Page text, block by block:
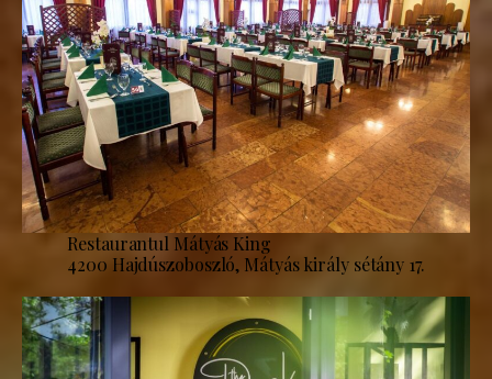
Restaurantul Mátyás King
4200 Hajdúszoboszló, Mátyás király sétány 17.